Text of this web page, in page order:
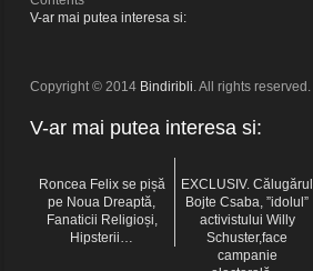
V-ar mai putea interesa si:
Copyright © 2014 Bindiribli . All rights reserved.
V-ar mai putea interesa si:
Roncea Felix se pișă
pe Noua Dreaptă,
Fanaticii Religioși,
Hipsterii…
EXCLUSIV. Călugărul
Bojte Csaba, ”idolul”
activistului Willy
Schuster,face
campanie